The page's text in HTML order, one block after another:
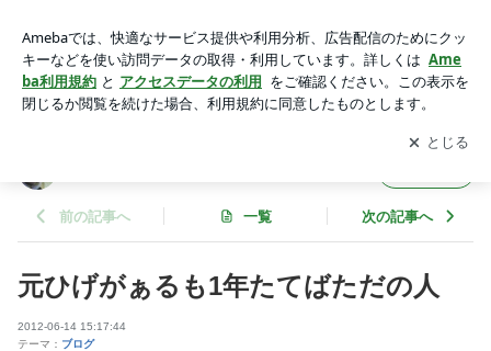
ら！
アプリをダウンロードして ブログの更新通知
を受け取りまし
ょう。
開く
前の記事へ 一覧 次の記事へ
元ひげがぁるも1年たてばただの人
2012-06-14 15:17:44
テーマ： ブログ